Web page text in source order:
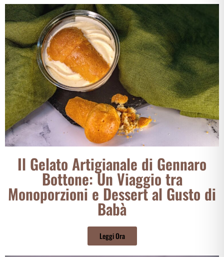
Il Gelato Artigianale di Gennaro
Bottone: Un Viaggio tra
Monoporzioni e Dessert al Gusto di
Babà
Leggi Ora